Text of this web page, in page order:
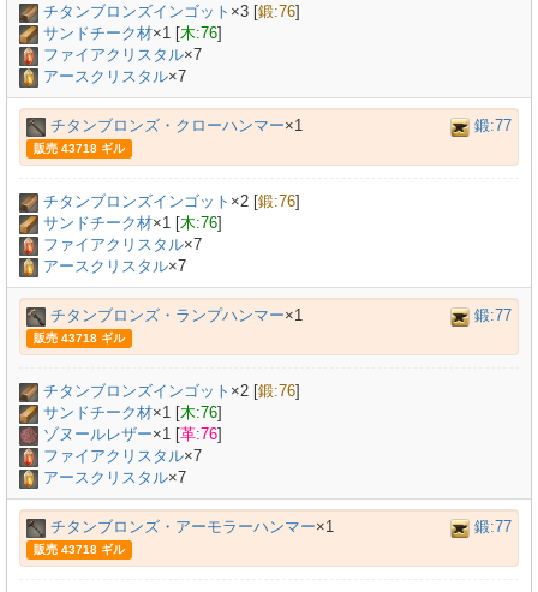
チタンブロンズインゴット ×3 [鍛:76]
サンドチーク材×1 [木:76]
ファイアクリスタル×7
アースクリスタル×7
チタンブロンズ・クローハンマー×1 鍛:77
販売 43718 ギル
チタンブロンズインゴット ×2 [鍛:76]
サンドチーク材×1 [木:76]
ファイアクリスタル×7
アースクリスタル×7
チタンブロンズ・ランプハンマー×1 鍛:77
販売 43718 ギル
チタンブロンズインゴット ×2 [鍛:76]
サンドチーク材×1 [木:76]
ゾヌールレザー×1 [革:76]
ファイアクリスタル×7
アースクリスタル×7
チタンブロンズ・アーモラーハンマー×1 鍛:77
販売 43718 ギル